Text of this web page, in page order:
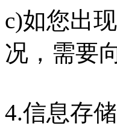
c)如您出
况，需要
4.信息存